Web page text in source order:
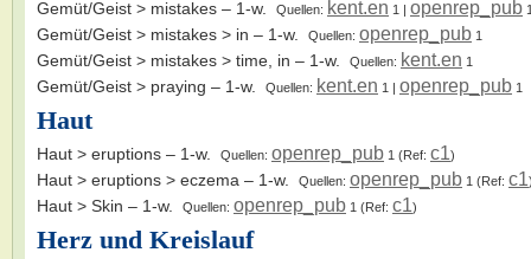
Gemüt/Geist > mistakes – 1-w. Quellen: kent.en 1 | openrep_pub 1
Gemüt/Geist > mistakes > in – 1-w. Quellen: openrep_pub 1
Gemüt/Geist > mistakes > time, in – 1-w. Quellen: kent.en 1
Gemüt/Geist > praying – 1-w. Quellen: kent.en 1 | openrep_pub 1
Haut
Haut > eruptions – 1-w. Quellen: openrep_pub 1 (Ref: c1)
Haut > eruptions > eczema – 1-w. Quellen: openrep_pub 1 (Ref: c1)
Haut > Skin – 1-w. Quellen: openrep_pub 1 (Ref: c1)
Herz und Kreislauf